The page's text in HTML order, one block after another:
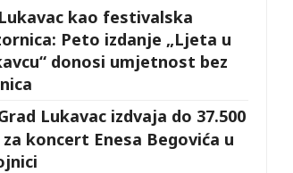
Lukavac kao festivalska
Peto izdanje „Ljeta u
donosi umjetnost bez
Lukavac izdvaja do 37.500
za koncert Enesa Begovića u